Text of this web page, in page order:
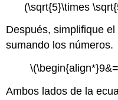
(\sqrt{5}\times
Después, simplifique
sumando los números.
Ambos lados de la